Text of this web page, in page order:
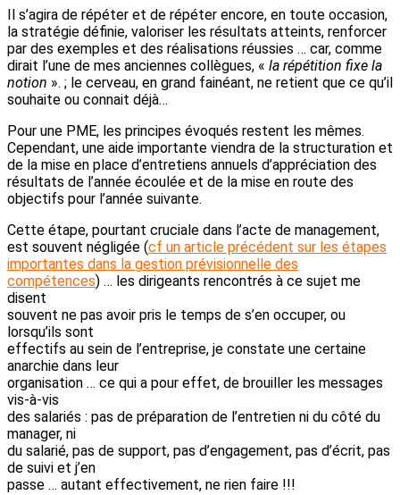
Il s’agira de répéter et de répéter encore, en toute occasion,
la stratégie définie, valoriser les résultats atteints, renforcer
par des exemples et des réalisations réussies … car, comme
dirait l’une de mes anciennes collègues, « la répétition fixe la
notion ». ; le cerveau, en grand fainéant, ne retient que ce qu’il
souhaite ou connait déjà…
Pour une PME, les principes évoqués restent les mêmes.
Cependant, une aide importante viendra de la structuration et
de la mise en place d’entretiens annuels d’appréciation des
résultats de l’année écoulée et de la mise en route des
objectifs pour l’année suivante.
Cette étape, pourtant cruciale dans l’acte de management,
est souvent négligée (cf un article précédent sur les étapes
importantes dans la gestion prévisionnelle des
compétences) … les dirigeants rencontrés à ce sujet me
disent
souvent ne pas avoir pris le temps de s’en occuper, ou
lorsqu’ils sont
effectifs au sein de l’entreprise, je constate une certaine
anarchie dans leur
organisation … ce qui a pour effet, de brouiller les messages
vis-à-vis
des salariés : pas de préparation de l’entretien ni du côté du
manager, ni
du salarié, pas de support, pas d’engagement, pas d’écrit, pas
de suivi et j’en
passe … autant effectivement, ne rien faire !!!